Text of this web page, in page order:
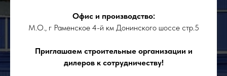
Офис и производство:
М.О., г Раменское 4-й км Донинского шоссе стр.5
Приглашаем строительные организации и
дилеров к сотрудничеству!